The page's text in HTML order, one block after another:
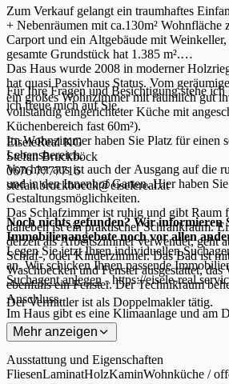
Zum Verkauf gelangt ein traumhaftes
+ Nebenräumen mit ca.130m² Wohnfläche zzgl. Nebengebäude
Carport und ein Altgebäude mit
gesamte Grundstück hat 1.385 m².
Das Haus wurde 2008 in moderner
hat quasi Passivhaus Status. Vom
ein großes Wohnzimmer mit räumlich gut
vollständig eingerichteter Küche mit
Küchenbereich fast 60m²).
Im Wohnzimmer haben Sie Platz für einen
Lebensbereich.
Von hier aus ist auch der Ausgang auf die
und in den Innenhof Garten. Hier haben
Gestaltungsmöglichkeiten.
Das Schlafzimmer ist ruhig und gibt Raum
daneben ist ein praktischer Schrankraum.
derzeit als Arbeitszimmer verwendet, geht
Schlaf-, oder Kinderzimmer. Das Bad ist
Waschbecken und Fenster ausgestattet,
ebenfalls ein Fenster. Der Technikraum
Anschluss.
Im Haus gibt es eine Klimaanlage und am
die zweite Heizung ist aber ein
Haus beheizen kann.
Der Dachboden ist nicht ausgebaut, aber
vorbereitet, hat normale Fenster und in der
Für Ihre Fragen und Besichtigung stehe
ich freue mich auf Sie.
EiseleReal KG
Stefan Bruckböck
0676 7777716
stefan.bruckboeck@eiselereal.at
Noch nichts gefunden? Wir informieren
Immobilienangebote noch vor allen
Legen Sie jetzt Ihren individuellen
an. Wir schicken Ihnen passende
Suchagent anlegen- https://eisele-
Der Vermittler ist als Doppelmakler tätig.
Mehr anzeigen
Ausstattung und Eigenschaften
FliesenLaminatHolzKaminWohnküche /